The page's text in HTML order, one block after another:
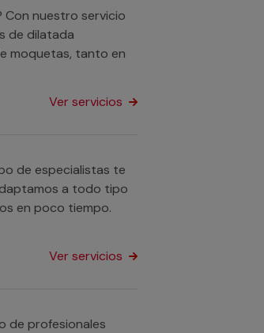
Con nuestro servicio
de dilatada
moquetas, tanto en
Ver servicios
de especialistas te
a todo tipo
en poco tiempo.
Ver servicios
de profesionales